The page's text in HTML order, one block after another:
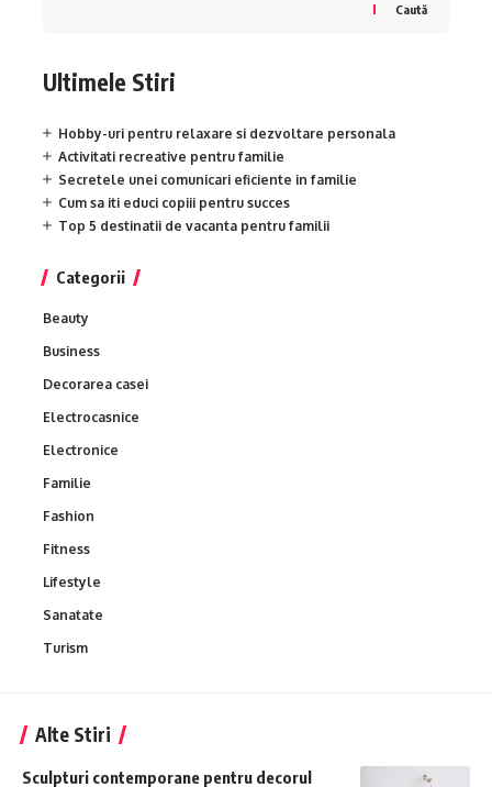
Caută
Ultimele Stiri
Hobby-uri pentru relaxare si dezvoltare personala
Activitati recreative pentru familie
Secretele unei comunicari eficiente in familie
Cum sa iti educi copiii pentru succes
Top 5 destinatii de vacanta pentru familii
Categorii
Beauty
Business
Decorarea casei
Electrocasnice
Electronice
Familie
Fashion
Fitness
Lifestyle
Sanatate
Turism
Alte Stiri
Sculpturi contemporane pentru decorul